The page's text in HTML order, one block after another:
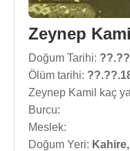
Zeynep
Doğum Tarihi:
Ölüm tarihi:
Zeynep Kamil kaç
Burcu:
Meslek:
Doğum Yeri: Kahire,